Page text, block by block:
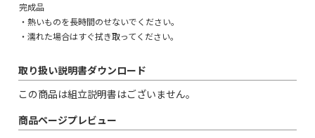
完成品
・熱いものを長時間のせないでください。
・濡れた場合はすぐ拭き取ってください。
取り扱い説明書ダウンロード
この商品は組立説明書はございません。
商品ページプレビュー